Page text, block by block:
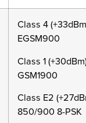
Class 4
EGSM900
Class 1
GSM1900
Class E2
850/900 8-PSK